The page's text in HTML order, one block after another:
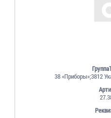
38 «Приборы»;3812